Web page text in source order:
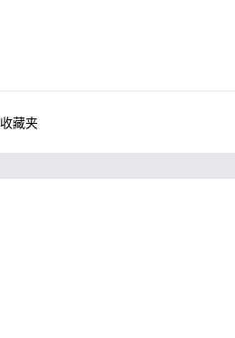
收藏夹